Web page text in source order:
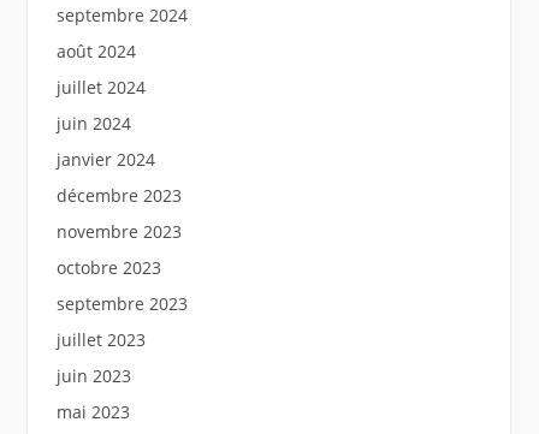
septembre 2024
août 2024
juillet 2024
juin 2024
janvier 2024
décembre 2023
novembre 2023
octobre 2023
septembre 2023
juillet 2023
juin 2023
mai 2023